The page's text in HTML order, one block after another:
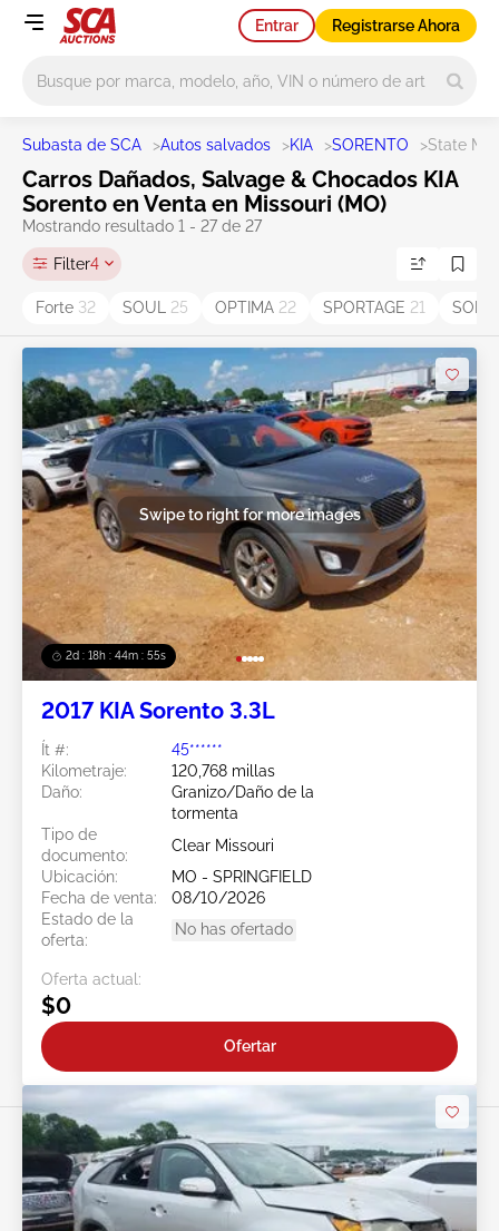
Entrar Registrarse Ahora
Subasta de SCA >Autos salvados >KIA >SORENTO >State MO
Carros Dañados, Salvage & Chocados KIA
Sorento en Venta en Missouri (MO)
Mostrando resultado 1 - 27 de 27
Filter4
Forte 32 SOUL 25 OPTIMA 22 SPORTAGE 21
2d : 18h : 44m : 52s
Swipe to right for more images
2017 KIA Sorento 3.3L
Ít #:
45******
Kilometraje:
120,768 millas
Daño:
Granizo/Daño de la
tormenta
Tipo de
documento:
Clear Missouri
Ubicación:
MO - SPRINGFIELD
Fecha de venta:
08/10/2026
Estado de la
oferta:
No has ofertado
Oferta actual:
$0
Ofertar